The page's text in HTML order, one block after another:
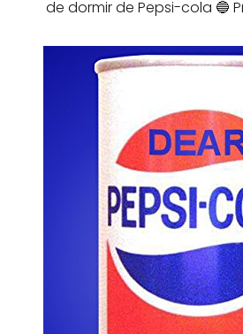
de dormir de Pepsi-cola 🔵